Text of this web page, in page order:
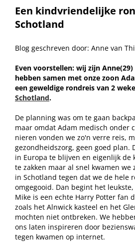
Een kindvriendelijke
Schotland
Blog geschreven door: Anne van
Even voorstellen: wij zijn
hebben samen met onze zoon
een geweldige rondreis van 2
Schotland.
De planning was om te gaan
maar omdat Adam medisch onder
nieren vonden we zo'n verre reis,
gezondheidszorg, geen goed plan.
in Europa te blijven en eigenlijk de
te zakken maar al snel kwamen we
in Schotland tegen dat we de hele
omgegooid. Dan begint het
Mike is een echte Harry Potter fan
zoals het Alnwick kasteel en het
mochten niet ontbreken. We
ons laten inspireren door
tegen kwamen op internet.